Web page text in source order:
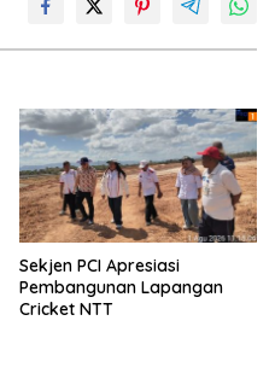
Sekjen PCI Apresiasi
Pembangunan Lapangan
Cricket NTT